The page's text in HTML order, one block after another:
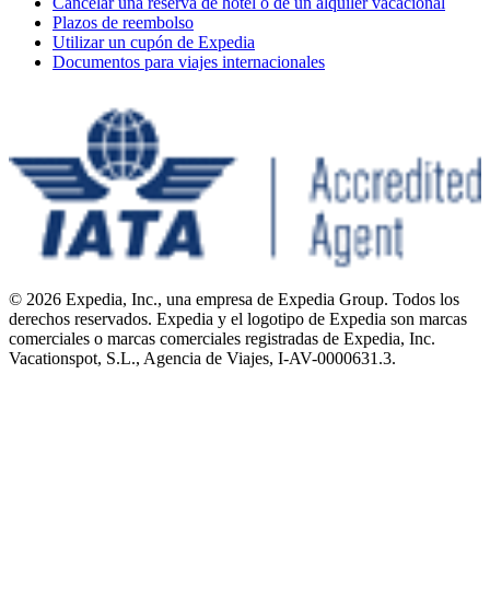
Plazos de reembolso
Utilizar un cupón de Expedia
Documentos para viajes internacionales
© 2026 Expedia, Inc., una empresa de Expedia Group. Todos los
derechos reservados. Expedia y el logotipo de Expedia son marcas
comerciales o marcas comerciales registradas de Expedia, Inc.
Vacationspot, S.L., Agencia de Viajes, I-AV-0000631.3.